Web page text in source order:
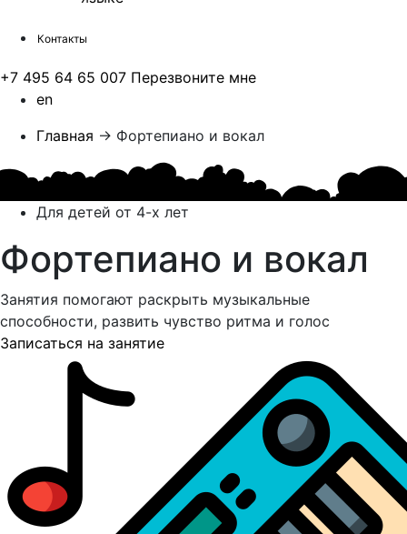
Контакты
+7 495 64 65 007 Перезвоните мне
en
Главная → Фортепиано и вокал
Для детей от 4-х лет
Фортепиано и вокал
Занятия помогают раскрыть музыкальные
способности, развить чувство ритма и голос
Записаться на занятие